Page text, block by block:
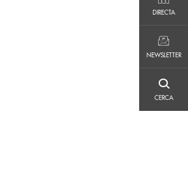
DIRECTA
NEWSLETTER
CERCA